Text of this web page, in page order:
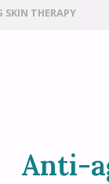
THERAPY
Anti-